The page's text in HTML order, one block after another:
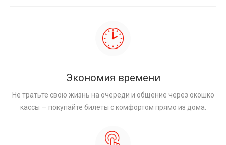
Экономия времени
Не тратьте свою жизнь на очереди и общение через окошко
кассы — покупайте билеты с комфортом прямо из дома.